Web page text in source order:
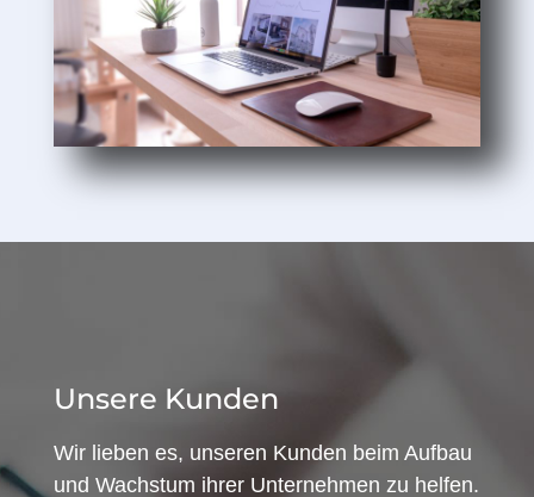
Unsere Kunden
Wir lieben es, unseren Kunden beim Aufbau
und Wachstum ihrer Unternehmen zu helfen.